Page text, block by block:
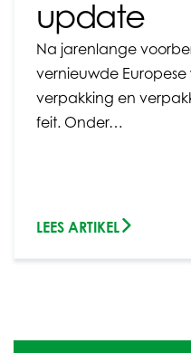
update
Na jarenlange
vernieuwde Europese
verpakking en
feit. Onder…
LEES ARTIKEL